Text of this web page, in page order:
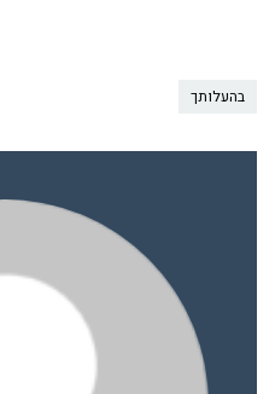
בהעלותך